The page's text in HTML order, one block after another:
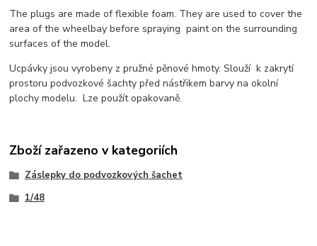
The plugs are made of flexible foam. They are used to cover the
area of the wheelbay before spraying paint on the surrounding
surfaces of the model.
Ucpávky jsou vyrobeny z pružné pěnové hmoty. Slouží k zakrytí
prostoru podvozkové šachty před nástřikem barvy na okolní
plochy modelu. Lze použít opakovaně.
Zboží zařazeno v kategoriích
Záslepky do podvozkových šachet
1/48